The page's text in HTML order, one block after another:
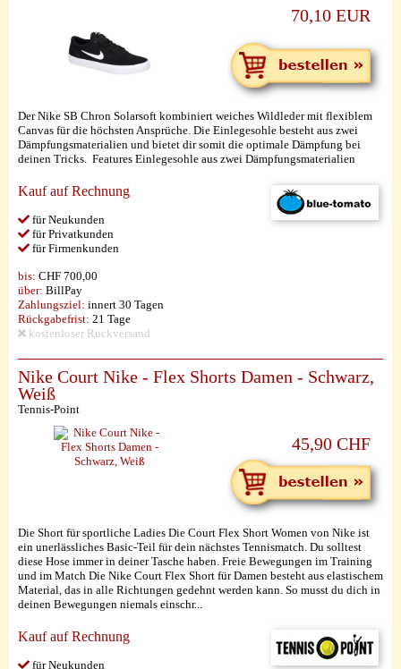
70,10 EUR
Der Nike SB Chron Solarsoft kombiniert weiches Wildleder mit flexiblem
Canvas für die höchsten Ansprüche. Die Einlegesohle besteht aus zwei
Dämpfungsmaterialien und bietet dir somit die optimale Dämpfung bei
deinen Tricks. Features Einlegesohle aus zwei Dämpfungsmaterialien
Kauf auf Rechnung
für Neukunden
für Privatkunden
für Firmenkunden
bis: CHF 700,00
über: BillPay
Zahlungsziel: innert 30 Tagen
Rückgabefrist: 21 Tage
kostenloser Rückversand
Nike Court Nike - Flex Shorts Damen - Schwarz,
Weiß
Tennis-Point
45,90 CHF
Die Short für sportliche Ladies Die Court Flex Short Women von Nike ist
ein unerlässliches Basic-Teil für dein nächstes Tennismatch. Du solltest
diese Hose immer in deiner Tasche haben. Freie Bewegungen im Training
und im Match Die Nike Court Flex Short für Damen besteht aus elastischem
Material, das in alle Richtungen gedehnt werden kann. So musst du dich in
deinen Bewegungen niemals einschr...
Kauf auf Rechnung
für Neukunden